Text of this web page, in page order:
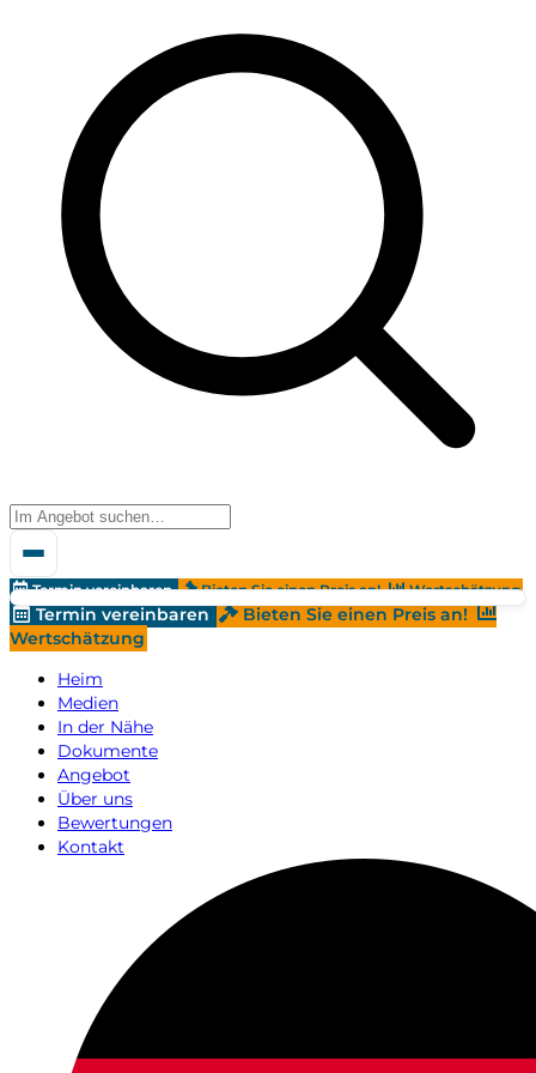
Termin vereinbaren Bieten Sie einen Preis an! Wertschätzung
Termin vereinbaren
Bieten Sie einen Preis an!
Wertschätzung
Heim
Medien
In der Nähe
Dokumente
Angebot
Über uns
Bewertungen
Kontakt